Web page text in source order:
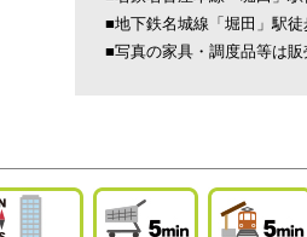
■地下鉄名城線「堀田」駅徒
■写真の家具・調度品等は販